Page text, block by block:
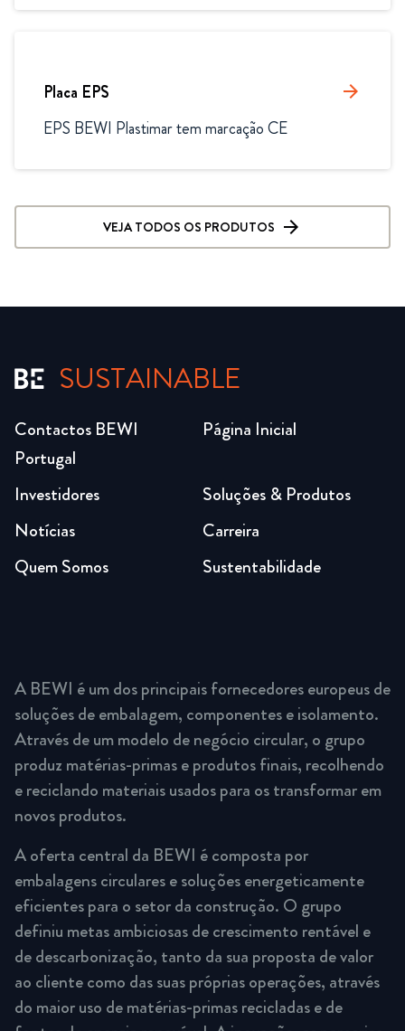
Placa EPS arrow_forward
EPS BEWI Plastimar tem marcação CE
VEJA TODOS OS PRODUTOS
SUSTAINABLE
Página Inicial
Soluções & Produtos
Carreira
Sustentabilidade
Investidores
Notícias
Quem Somos
Contactos BEWI
Portugal
A BEWI é um dos principais fornecedores europeus de
soluções de embalagem, componentes e isolamento.
Através de um modelo de negócio circular, o grupo
produz matérias-primas e produtos finais, recolhendo
e reciclando materiais usados para os transformar em
novos produtos.
A oferta central da BEWI é composta por
embalagens circulares e soluções energeticamente
eficientes para o setor da construção. O grupo
definiu metas ambiciosas de crescimento rentável e
de descarbonização, tanto da sua proposta de valor
ao cliente como das suas próprias operações, através
do maior uso de matérias-primas recicladas e de